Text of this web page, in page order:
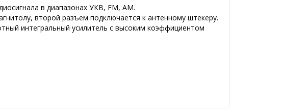
в диапазонах УКВ, FM, AM.
второй разъем подключается к антенному штекеру.
интегральный усилитель с высоким коэффициентом